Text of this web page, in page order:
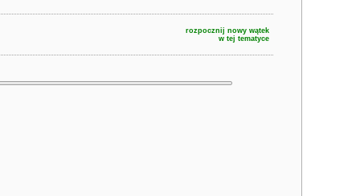
rozpocznij nowy wątek
w tej tematyce